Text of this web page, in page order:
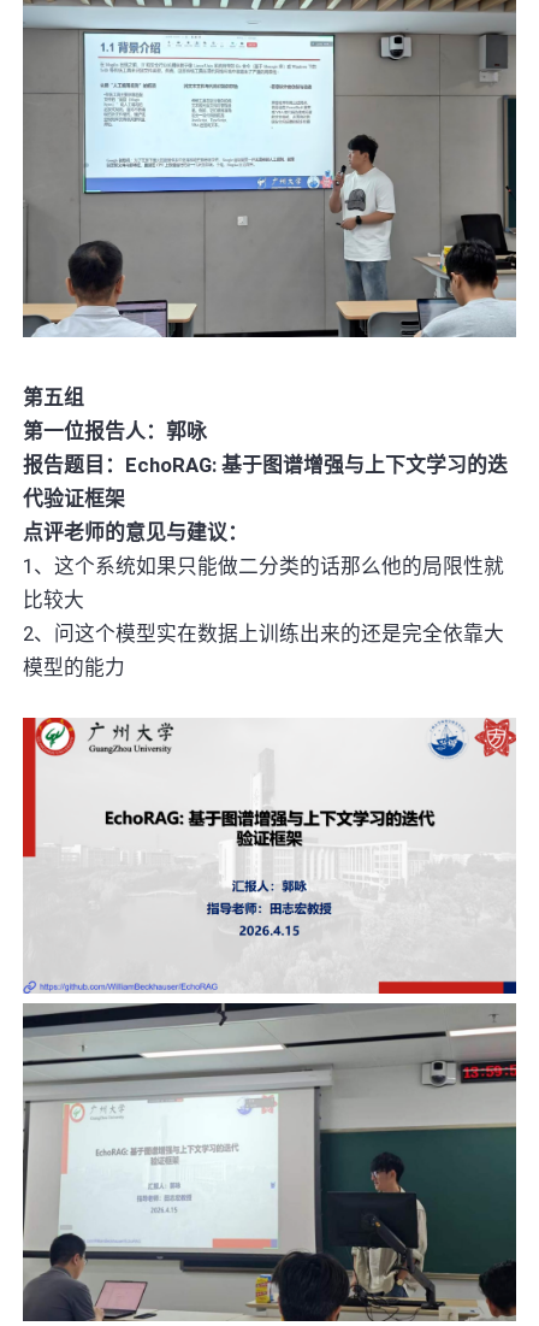
第五组
第一位报告人：郭咏
报告题目：EchoRAG: 基于图谱增强与上下文学习的迭
代验证框架
点评老师的意见与建议：
1、这个系统如果只能做二分类的话那么他的局限性就
比较大
2、问这个模型实在数据上训练出来的还是完全依靠大
模型的能力